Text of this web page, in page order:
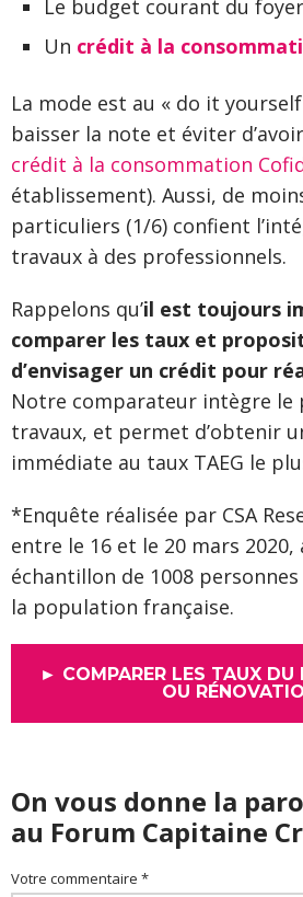
Le budget courant du foyer
Un crédit à la
La mode est au « do it
baisser la note et éviter
crédit à la consommation
établissement). Aussi, de
particuliers (1/6) confient
travaux à des professionnels.
Rappelons qu’il est toujours
comparer les taux et
d’envisager un crédit pour
Notre comparateur intègre
travaux, et permet d’obtenir
immédiate au taux TAEG le
*Enquête réalisée par CSA
entre le 16 et le 20 mars 2020,
échantillon de 1008
la population française.
► COMPARER LES TAUX DU
OU
On vous donne la
au Forum Capitaine
Votre commentaire *